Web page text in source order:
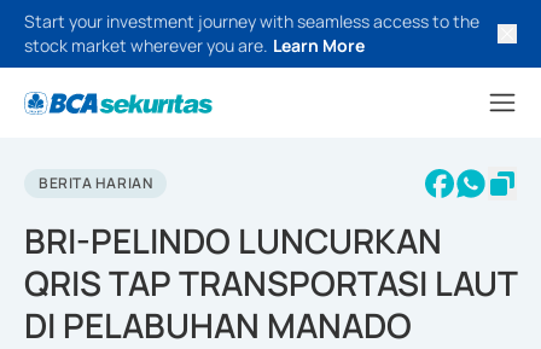
Start your investment journey with seamless access to the
stock market wherever you are. Learn More
BERITA HARIAN
BRI-PELINDO LUNCURKAN
QRIS TAP TRANSPORTASI LAUT
DI PELABUHAN MANADO